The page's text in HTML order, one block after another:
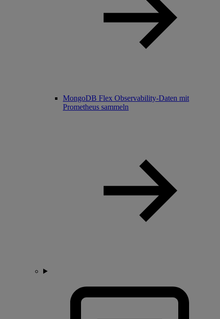
MongoDB Flex Observability-Daten mit
Prometheus sammeln